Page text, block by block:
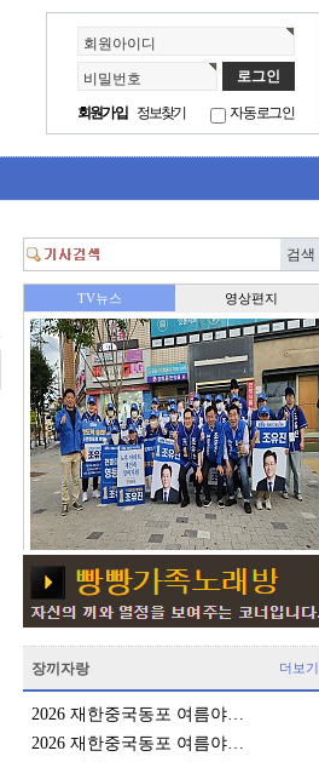
회원아이디
비밀번호
회원가입
정보찾기 자동로그인
장끼자랑
2026 재한중국동포 여름야…
2026 재한중국동포 여름야…
더보기